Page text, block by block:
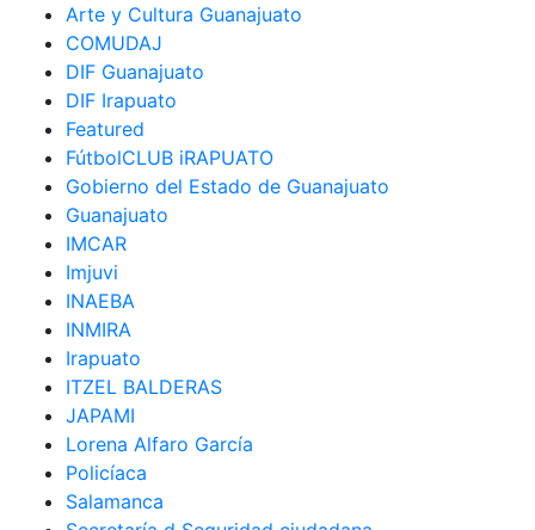
Arte y Cultura Guanajuato
COMUDAJ
DIF Guanajuato
DIF Irapuato
Featured
FútbolCLUB iRAPUATO
Gobierno del Estado de Guanajuato
Guanajuato
IMCAR
Imjuvi
INAEBA
INMIRA
Irapuato
ITZEL BALDERAS
JAPAMI
Lorena Alfaro García
Policíaca
Salamanca